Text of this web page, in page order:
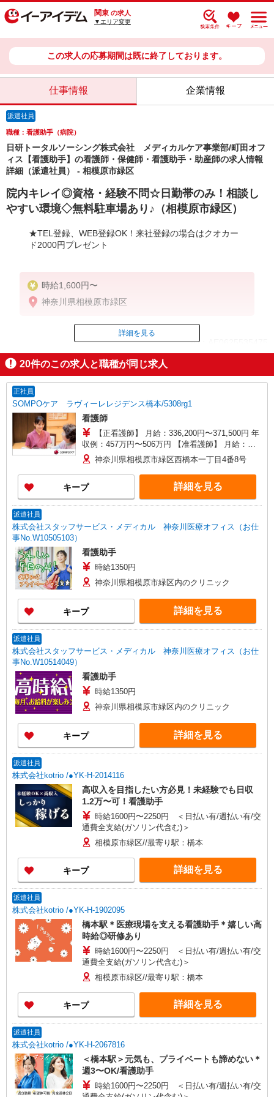
関東 の求人
▼エリア変更
この求人の応募期間は既に終了しております。
仕事情報 企業情報
派遣社員
職種：看護助手（病院）
日研トータルソーシング株式会社 メディカルケア事業部/町田オフ
ィス【看護助手】の看護師・保健師・看護助手・助産師の求人情報
詳細（派遣社員） - 相模原市緑区
院内キレイ◎資格・経験不問☆日勤帯のみ！相談し
やすい環境◇無料駐車場あり♪（相模原市緑区）
★TEL登録、WEB登録OK！来社登録の場合はクオカー
ド2000円プレゼント
時給1,600円〜
神奈川県相模原市緑区
ID：AE0625535475
掲載期間終了
詳細を見る
20件のこの求人と職種が同じ求人
正社員
SOMPOケア ラヴィーレレジデンス橋本/5308rg1
看護師
【正看護師】 月給：336,200円〜371,500円 年
収例：457万円〜506万円 【准看護師】 月給：
310,500円〜345,800円 年収例：420万円〜470万円
【賞与】あり（年2回） ※月給は職務手当、働き
がい向上手当、 日祝手当（月平均2回分）、夜勤
手当（月平均5回分）等、 毎月平均的に支払われ
る手当を含みます。 ◎月給は経験により異なりま
分〜） ◎賞与 基本給2.08ヶ月分/年支給
神奈川県相模原市緑区西橋本一丁目4番8号
キープ 詳細を見る
派遣社員
株式会社スタッフサービス・メディカル 神奈川医療オフィス（お仕
事No.W10505103）
看護助手
時給1350円
神奈川県相模原市緑区内のクリニック
キープ 詳細を見る
派遣社員
株式会社スタッフサービス・メディカル 神奈川医療オフィス（お仕
事No.W10514049）
看護助手
時給1350円
神奈川県相模原市緑区内のクリニック
キープ 詳細を見る
派遣社員
株式会社kotrio /●YK-H-2014116
高収入を目指したい方必見！未経験でも日収
1.2万〜可！看護助手
時給1600円〜2250円 ＜日払い有/週払い有/交
通費全支給(ガソリン代含む)＞
相模原市緑区//最寄り駅：橋本
キープ 詳細を見る
派遣社員
株式会社kotrio /●YK-H-1902095
橋本駅＊医療現場を支える看護助手＊嬉しい高
時給◎研修あり
時給1600円〜2250円 ＜日払い有/週払い有/交
通費全支給(ガソリン代含む)＞
相模原市緑区//最寄り駅：橋本
キープ 詳細を見る
派遣社員
株式会社kotrio /●YK-H-2067816
＜橋本駅＞元気も、プライベートも諦めない＊
週3〜OK/看護助手
時給1600円〜2250円 ＜日払い有/週払い有/交